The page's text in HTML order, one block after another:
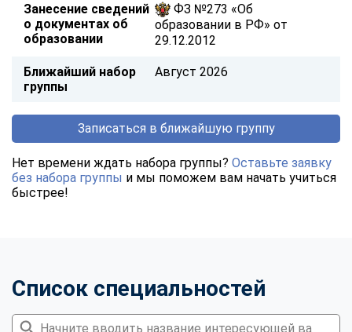
Занесение сведений
о документах об
образовании
ФЗ №273 «Об
образовании в РФ» от
29.12.2012
Ближайший набор
группы
Август 2026
Записаться в ближайшую группу
Нет времени ждать набора группы? Оставьте заявку
без набора группы и мы поможем вам начать учиться
быстрее!
Список специальностей